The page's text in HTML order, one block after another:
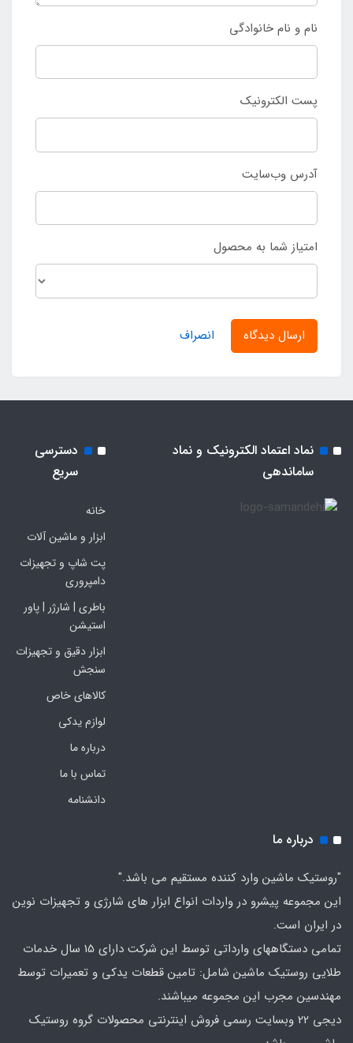
نام و نام خانوادگی
پست الکترونیک
آدرس وب‌سایت
امتیاز شما به محصول
ارسال دیدگاه انصراف
نماد اعتماد الکترونیک و نماد
ساماندهی
دسترسی
سریع
خانه
ابزار و ماشین آلات
پت شاپ و تجهیزات
دامپروری
باطری | شارژر | پاور
استیشن
ابزار دقیق و تجهیزات
سنجش
کالاهای خاص
لوازم یدکی
درباره ما
تماس با ما
دانشنامه
درباره ما
"روستیک ماشین وارد کننده مستقیم می باشد."
این مجموعه پیشرو در واردات انواع ابزار های شارژی و تجهیزات نوین
در ایران است.
تمامی دستگاههای وارداتی توسط این شرکت دارای 15 سال خدمات
طلایی روستیک ماشین شامل: تامین قطعات یدکی و تعمیرات توسط
مهندسین مجرب این مجموعه میباشند.
دیجی 22 وبسایت رسمی فروش اینترنتی محصولات گروه روستیک